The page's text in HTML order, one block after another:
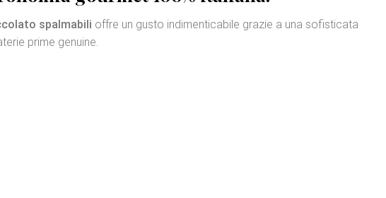
spalmabili offre un gusto indimenticabile grazie a una sofisticata
prime genuine.